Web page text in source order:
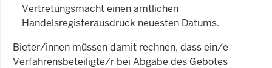
Vertretungsmacht einen amtlichen
Handelsregisterausdruck neuesten Datums.
Bieter/innen müssen damit rechnen, dass ein/e
Verfahrensbeteiligte/r bei Abgabe des Gebotes